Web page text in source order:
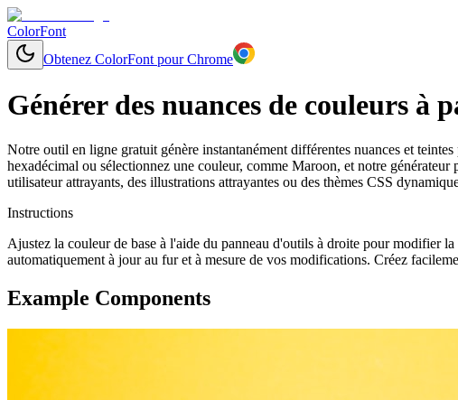
ColorFont
Obtenez ColorFont pour Chrome
Générer des nuances de couleurs à
Notre outil en ligne gratuit génère instantanément différentes nuances et
hexadécimal ou sélectionnez une couleur, comme Maroon, et notre
utilisateur attrayants, des illustrations attrayantes ou des thèmes CSS
Instructions
Ajustez la couleur de base à l'aide du panneau d'outils à droite pour modifier
automatiquement à jour au fur et à mesure de vos modifications. Créez
Example Components